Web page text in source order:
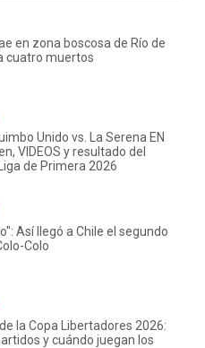
en zona boscosa de Río de
cuatro muertos
Unido vs. La Serena EN
VIDEOS y resultado del
de Primera 2026
Así llegó a Chile el segundo
Colo
la Copa Libertadores 2026:
y cuándo juegan los